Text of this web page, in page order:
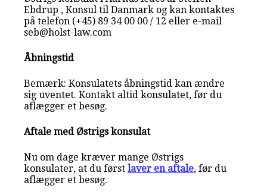
Ebdrup , Konsul til Danmark og kan kontaktes
på telefon (+45) 89 34 00 00 / 12 eller e-mail
seb@holst-law.com
Åbningstid
Bemærk: Konsulatets åbningstid kan ændre
sig uventet. Kontakt altid konsulatet, før du
aflægger et besøg.
Aftale med Østrigs konsulat
Nu om dage kræver mange Østrigs
konsulater, at du førstlaver en aftale, før du
aflægger et besøg.